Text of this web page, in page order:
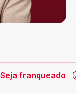
Seja franqueado